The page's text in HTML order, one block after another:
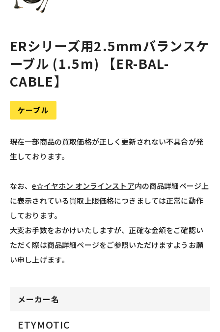
ERシリーズ用2.5mmバランスケ
ーブル (1.5m) 【ER-BAL-
CABLE】
ケーブル
現在一部商品の買取価格が正しく更新されない不具合が発
生しております。
なお、e☆イヤホン オンラインストア内の商品詳細ページ上
に表示されている買取上限価格につきましては正常に動作
しております。
大変お手数をおかけいたしますが、正確な金額をご確認い
ただく際は商品詳細ページをご参照いただけますようお願
い申し上げます。
メーカー名
ETYMOTIC